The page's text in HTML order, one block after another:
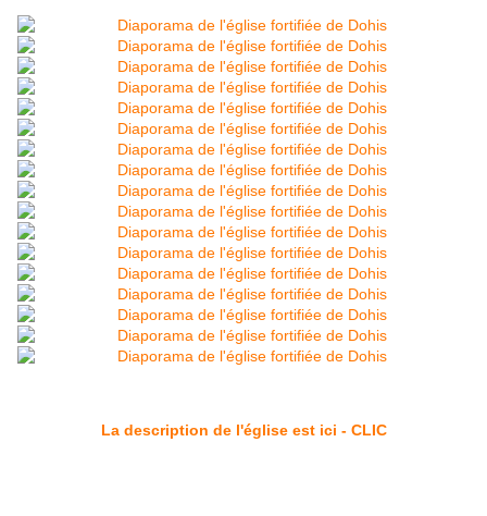
La description de l'église est ici - CLIC